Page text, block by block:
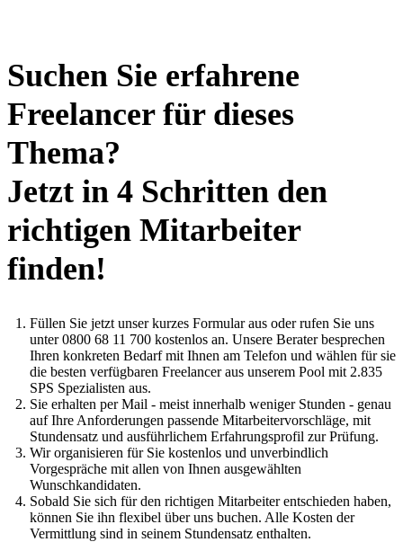
Suchen Sie erfahrene
Freelancer für dieses
Thema?
Jetzt in 4 Schritten den
richtigen Mitarbeiter
finden!
Füllen Sie jetzt unser kurzes Formular aus oder rufen Sie uns
unter 0800 68 11 700 kostenlos an. Unsere Berater besprechen
Ihren konkreten Bedarf mit Ihnen am Telefon und wählen für sie
die besten verfügbaren Freelancer aus unserem Pool mit 2.835
SPS Spezialisten aus.
Sie erhalten per Mail - meist innerhalb weniger Stunden - genau
auf Ihre Anforderungen passende Mitarbeitervorschläge, mit
Stundensatz und ausführlichem Erfahrungsprofil zur Prüfung.
Wir organisieren für Sie kostenlos und unverbindlich
Vorgespräche mit allen von Ihnen ausgewählten
Wunschkandidaten.
Sobald Sie sich für den richtigen Mitarbeiter entschieden haben,
können Sie ihn flexibel über uns buchen. Alle Kosten der
Vermittlung sind in seinem Stundensatz enthalten.